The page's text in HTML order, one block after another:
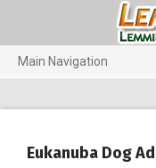
Main Navigation
Pieneläimet
Eukanuba Dog